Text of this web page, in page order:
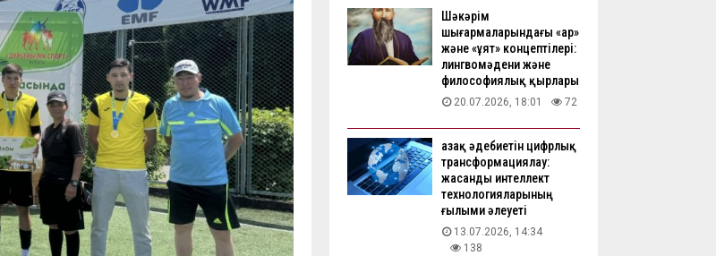
Шәкәрім
шығармаларындағы «ар»
және «ұят» концептілері:
лингвомәдени және
философиялық қырлары
20.07.2026, 18:01 72
Қазақ әдебиетін цифрлық
трансформациялау:
жасанды интеллект
технологияларының
ғылыми әлеуеті
13.07.2026, 14:34
138